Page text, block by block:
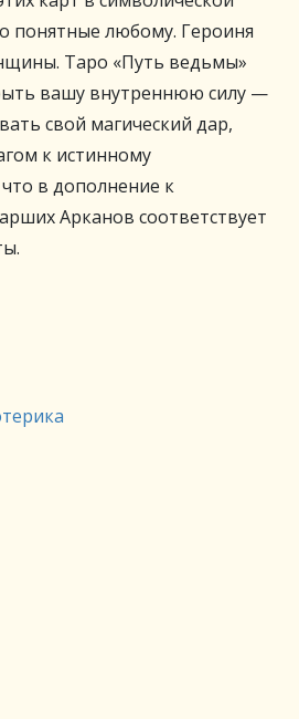
понятные любому. Героиня
Таро «Путь ведьмы»
вашу внутреннюю силу —
свой магический дар,
к истинному
в дополнение к
Арканов соответствует